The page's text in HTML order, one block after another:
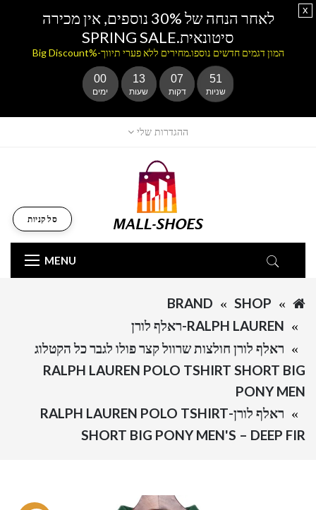
ההגדרות שלי
MENU
סל קניות
SHOP
BRAND
RALPH LAUREN-ראלף לורן
ראלף לורן חולצות שרוול קצר פולו לגבר כל הקטלוג
RALPH LAUREN POLO TSHIRT SHORT BIG
PONY MEN
ראלף לורן-RALPH LAUREN POLO TSHIRT
SHORT BIG PONY MEN'S – DEEP FIR
לאחר הנחה של 30% נוספים, אין מכירה
סיטונאית.SPRING SALE
המון דגמים חדשים נוספו.מחירים ללא פערי תיווך-%Big Discount
00
ימים
13
שעות
07
דקות
51
שניות
x